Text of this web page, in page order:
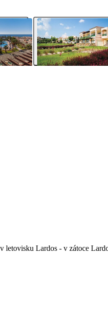
letovisku Lardos - v zátoce